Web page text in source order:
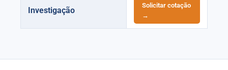
Investigação
Solicitar cotação
→